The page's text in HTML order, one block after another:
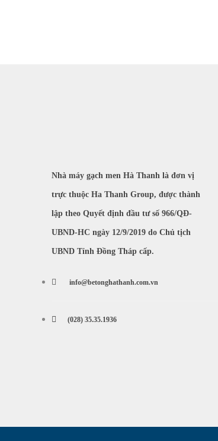
Nhà máy gạch men Hà Thanh là đơn vị
trực thuộc Ha Thanh Group, được thành
lập theo Quyết định đầu tư số 966/QĐ-
UBND-HC ngày 12/9/2019 do Chủ tịch
UBND Tỉnh Đồng Tháp cấp.
info@betonghathanh.com.vn
(028) 35.35.1936